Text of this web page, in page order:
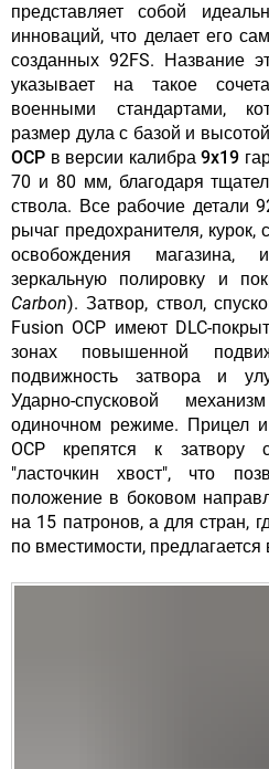
представляет собой
инноваций, что делает его
созданных 92FS. Название
указывает на такое
военными стандартами,
размер дула с базой и
OCP в версии калибра 9x19
70 и 80 мм, благодаря
ствола. Все рабочие детали
рычаг предохранителя,
освобождения магазина,
зеркальную полировку и
Carbon). Затвор, ствол,
Fusion OCP имеют DLC-
зонах повышенной
подвижность затвора и
Ударно-спусковой
одиночном режиме. Прицел
OCP крепятся к затвору
"ласточкин хвост", что
положение в боковом
на 15 патронов, а для стран,
по вместимости,